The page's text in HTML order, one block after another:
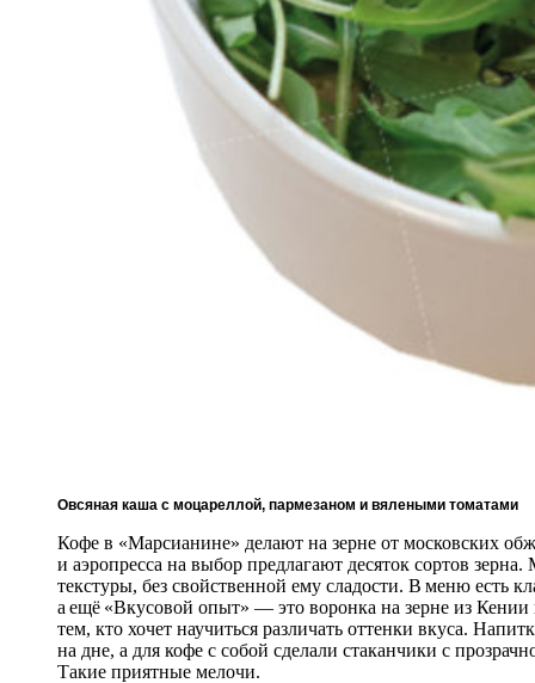
Овсяная каша с моцареллой, пармезаном и вялеными томатами
Кофе в «Марсианине» делают на зерне от московских
и аэропресса на выбор предлагают десяток сортов
текстуры, без свойственной ему сладости. В меню есть
а ещё «Вкусовой опыт» — это воронка на зерне из
тем, кто хочет научиться различать оттенки вкуса.
на дне, а для кофе с собой сделали стаканчики с
Такие приятные мелочи.